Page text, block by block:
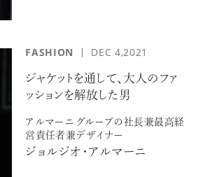
かに彩る『AdvancedTime』が発信する
員組織を設けました。
員に登録すると、プレゼント応募情報
な会員限定イベント、ブランドのエクス
の紹介など、特別なコンテンツ情報を
届け致します。更に『AdvancedTime』
ンのご案内もあり、送付手数料のみを
FASHION DEC 4,2021
ジャケットを通して、大人のファ
ッションを解放した男
アルマーニ グループの社長兼最高経
営責任者兼デザイナー
ジョルジオ・アルマーニ